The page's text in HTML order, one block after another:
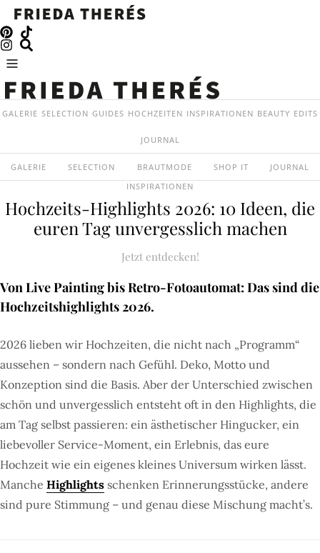
GALERIE SELECTION GUIDES HOCHZEITEN INSPIRATIONEN BEAUTY EDITS
JOURNAL
GALERIE SELECTION BRAUTMODE SHOP IT
JOURNAL
INSPIRATIONEN
Hochzeits-Highlights 2026: 10 Ideen, die
euren Tag unvergesslich machen
Jetzt entdecken!
Von Live Painting bis Retro-Fotoautomat: Das sind die
Hochzeitshighlights 2026.
2026 lieben wir Hochzeiten, die nicht nach „Programm“
aussehen – sondern nach Gefühl. Deko, Motto und
Konzeption sind die Basis. Aber der Unterschied zwischen
schön und unvergesslich entsteht oft in den Highlights, die
am Tag selbst passieren: ein ästhetischer Hingucker, ein
liebevoller Service-Moment, ein Erlebnis, das eure
Hochzeit wie ein eigenes kleines Universum wirken lässt.
Manche Highlights schenken Erinnerungsstücke, andere
sind pure Stimmung – und genau diese Mischung macht’s.